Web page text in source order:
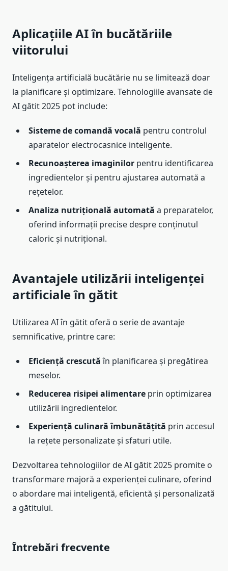
Aplicațiile AI în bucătăriile
viitorului
Inteligența artificială bucătărie nu se limitează doar
la planificare și optimizare. Tehnologiile avansate de
AI gătit 2025 pot include:
Sisteme de comandă vocală pentru controlul
aparatelor electrocasnice inteligente.
Recunoașterea imaginilor pentru identificarea
ingredientelor și pentru ajustarea automată a
rețetelor.
Analiza nutrițională automată a preparatelor,
oferind informații precise despre conținutul
caloric și nutrițional.
Avantajele utilizării inteligenței
artificiale în gătit
Utilizarea AI în gătit oferă o serie de avantaje
semnificative, printre care:
Eficiență crescutăîn planificarea și pregătirea
meselor.
Reducerea risipei alimentare prin optimizarea
utilizării ingredientelor.
Experiență culinară îmbunătățită prin accesul
la rețete personalizate și sfaturi utile.
Dezvoltarea tehnologiilor de AI gătit 2025 promite o
transformare majoră a experienței culinare, oferind
o abordare mai inteligentă, eficientă și personalizată
a gătitului.
Întrebări frecvente